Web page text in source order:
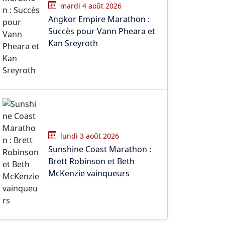
mardi 4 août 2026
Angkor Empire Marathon :
Succès pour Vann Pheara et
Kan Sreyroth
lundi 3 août 2026
Sunshine Coast Marathon :
Brett Robinson et Beth
McKenzie vainqueurs